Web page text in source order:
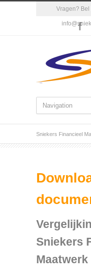
Vragen? Bel
Sniekers Financieel
Sniekers
Maatwerk